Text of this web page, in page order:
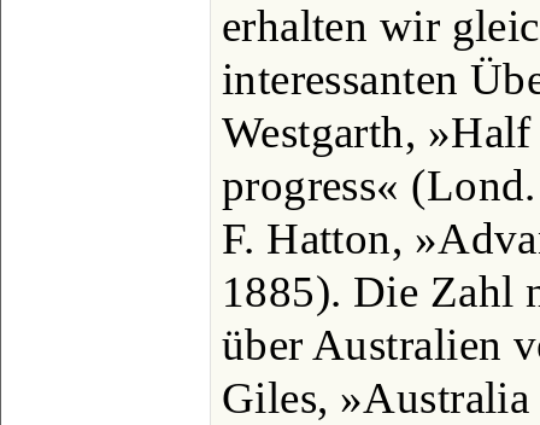
erhalten wir
interessanten
Westgarth,
progress«
F. Hatton,
1885). Die Zahl
über Australien
Giles,